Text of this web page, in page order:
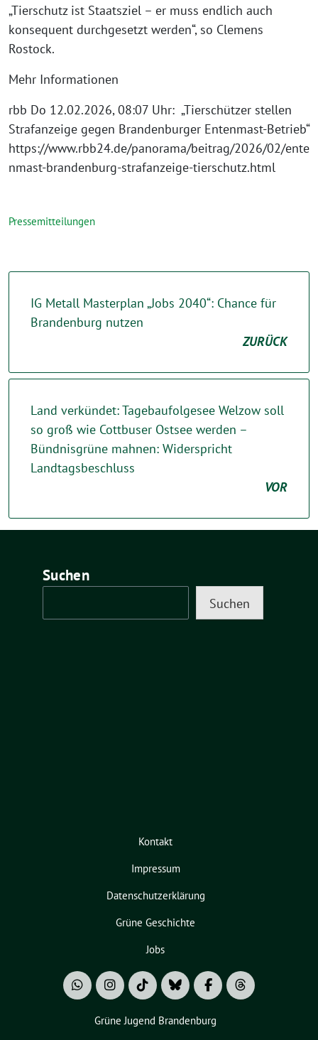
„Tierschutz ist Staatsziel – er muss endlich auch
konsequent durchgesetzt werden“, so Clemens
Rostock.
Mehr Informationen
rbb Do 12.02.2026, 08:07 Uhr: „Tierschützer stellen
Strafanzeige gegen Brandenburger Entenmast-Betrieb“
https://www.rbb24.de/panorama/beitrag/2026/02/ente
nmast-brandenburg-strafanzeige-tierschutz.html
Pressemitteilungen
IG Metall Masterplan „Jobs 2040“: Chance für
Brandenburg nutzen
ZURÜCK
Land verkündet: Tagebaufolgesee Welzow soll
so groß wie Cottbuser Ostsee werden –
Bündnisgrüne mahnen: Widerspricht
Landtagsbeschluss
VOR
Suchen
Suchen
Kontakt
Impressum
Datenschutzerklärung
Grüne Geschichte
Jobs
Grüne Jugend Brandenburg